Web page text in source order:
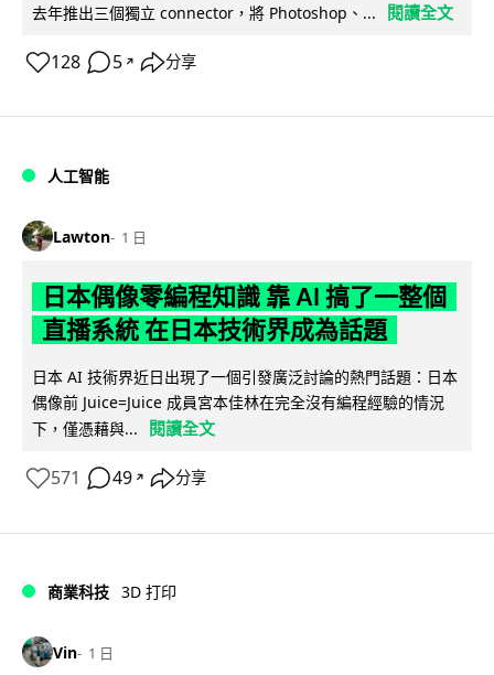
去年推出三個獨立 connector，將 Photoshop、...
閱讀全文
128 5 ↗ 分享
人工智能
Lawton 1 日
日本偶像零編程知識 靠 AI 搞了一整個
直播系統 在日本技術界成為話題
日本 AI 技術界近日出現了一個引發廣泛討論的熱門話題：日本
偶像前 Juice=Juice 成員宮本佳林在完全沒有編程經驗的情況
下，僅憑藉與...
閱讀全文
571 49 ↗ 分享
商業科技 3D 打印
Vin 1 日